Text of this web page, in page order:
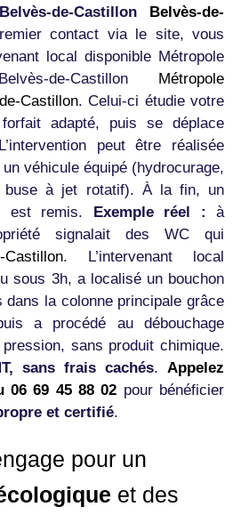
de-Castillon
Belvès-de-
contact via le site, vous
local disponible Métropole
de-Castillon
Métropole
Castillon. Celui-ci étudie votre
adapté, puis se déplace
peut être réalisée
véhicule équipé (hydrocurage,
buse à jet rotatif). À la fin, un
remis. Exemple réel : à
signalait des WC qui
Castillon. L’intervenant local
sous 3h, a localisé un bouchon
la colonne principale grâce
a procédé au débouchage
sans produit chimique.
sans frais cachés.Appelez
06 69 45 88 02 pour bénéficier
et certifié.
pour un
et des